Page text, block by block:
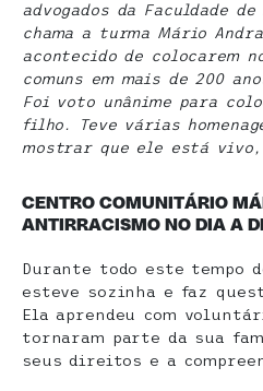
advogados da Faculdade
chama a turma Mário
acontecido de colocarem
comuns em mais de 200
Foi voto unânime para
filho. Teve várias
mostrar que ele está
CENTRO COMUNITÁRIO
ANTIRRACISMO NO DIA A
Durante todo este tempo
esteve sozinha e faz
Ela aprendeu com
tornaram parte da sua
seus direitos e a